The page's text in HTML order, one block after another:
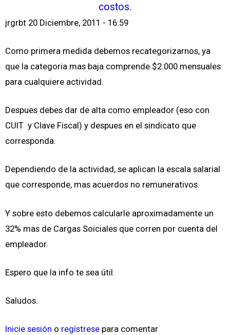
costos.
jrgrbt 20 Diciembre, 2011 - 16:59
Como primera medida debemos recategorizarnos, ya
que la categoria mas baja comprende $2.000 mensuales
para cualquiere actividad.
Despues debes dar de alta como empleador (eso con
CUIT y Clave Fiscal) y despues en el sindicato que
corresponda.
Dependiendo de la actividad, se aplican la escala salarial
que corresponde, mas acuerdos no remunerativos.
Y sobre esto debemos calcularle aproximadamente un
32% mas de Cargas Soiciales que corren por cuenta del
empleador.
Espero que la info te sea útil.
Saludos.
Inicie sesión o regístrese para comentar